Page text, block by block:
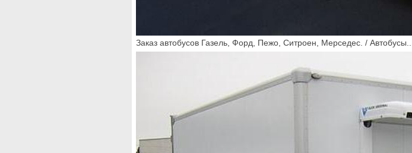
Заказ автобусов Газель, Форд, Пежо, Ситроен, Мерседес. / Автобусы...